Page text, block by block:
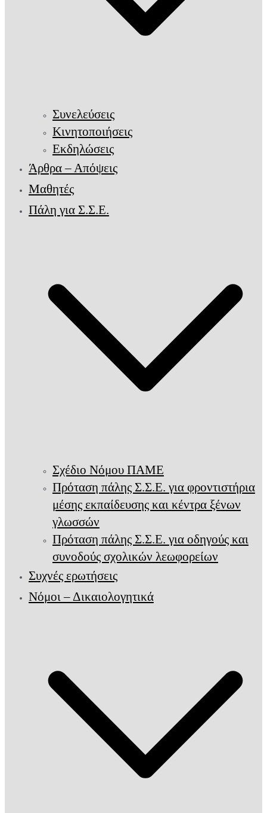
Συνελεύσεις
Κινητοποιήσεις
Εκδηλώσεις
Άρθρα – Απόψεις
Μαθητές
Πάλη για Σ.Σ.Ε.
Σχέδιο Νόμου ΠΑΜΕ
Πρόταση πάλης Σ.Σ.Ε. για φροντιστήρια
μέσης εκπαίδευσης και κέντρα ξένων
γλωσσών
Πρόταση πάλης Σ.Σ.Ε. για οδηγούς και
συνοδούς σχολικών λεωφορείων
Συχνές ερωτήσεις
Νόμοι – Δικαιολογητικά